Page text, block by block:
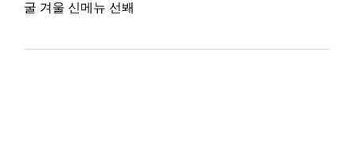
굴 겨울 신메뉴 선봬